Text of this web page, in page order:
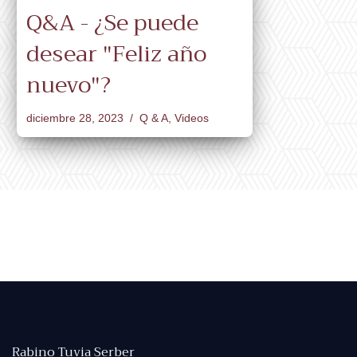
Q&A - ¿Se puede
desear "Feliz año
nuevo"?
diciembre 28, 2023 Q & A Videos
Rabino Tuvia Serber